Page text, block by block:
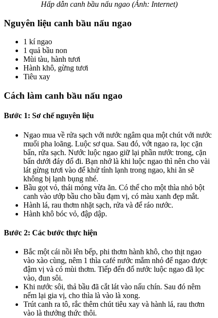
Hấp dẫn canh bầu nấu ngao (Ảnh: Internet)
Nguyên liệu canh bầu nấu ngao
1 kí ngao
1 quả bầu non
Mùi tàu, hành tươi
Hành khô, gừng tươi
Tiêu xay
Cách làm canh bầu nấu ngao
Bước 1: Sơ chế nguyên liệu
Ngao mua về rửa sạch với nước ngâm qua một chút với nước
muối pha loãng. Luộc sơ qua. Sau đó, vớt ngao ra, lọc cặn
bẩn, rửa sạch. Nước luộc ngao giữ lại phần nước trong, cặn
bẩn dưới đáy đổ đi. Bạn nhớ là khi luộc ngao thì nên cho vài
lát gừng tươi vào để khử tính lạnh trong ngao, khi ăn sẽ
không bị lạnh bụng nhé.
Bầu gọt vỏ, thái mỏng vừa ăn. Có thể cho một thìa nhỏ bột
canh vào ướp bầu cho bầu đạm vị, có màu xanh đẹp mắt.
Hành lá, rau thơm nhặt sạch, rửa và để ráo nước.
Hành khô bóc vỏ, đập dập.
Bước 2: Các bước thực hiện
Bắc một cái nồi lên bếp, phi thơm hành khô, cho thịt ngao
vào xào cùng, nêm 1 thìa café nước mắm nhỏ để ngao được
đậm vị và có mùi thơm. Tiếp đến đổ nước luộc ngao đã lọc
vào, đun sôi.
Khi nước sôi, thả bầu đã cắt lát vào nấu chín. Sau đó nêm
nếm lại gia vị, cho thìa là vào là xong.
Trút canh ra tô, rắc thêm chút tiêu xay và hành lá, rau thơm
vào là thưởng thức thôi.